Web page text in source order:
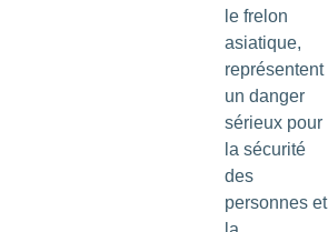
le frelon
asiatique,
représentent
un danger
sérieux pour
la sécurité
des
personnes et